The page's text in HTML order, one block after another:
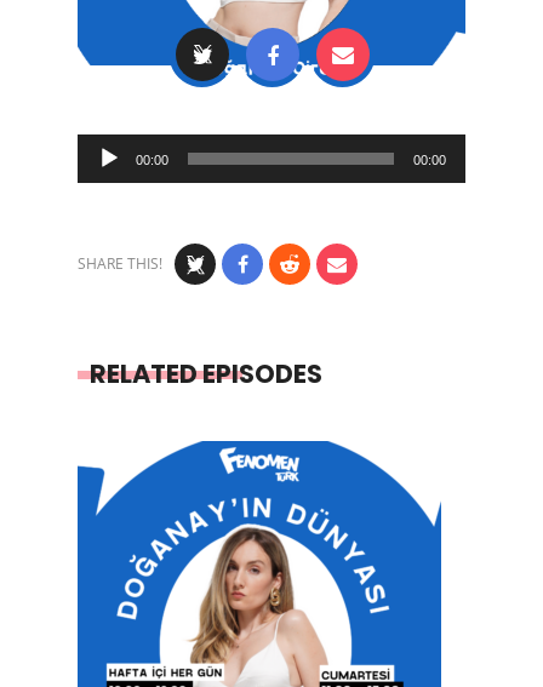
Audio
Player
00:00 00:00
SHARE THIS!
RELATED EPISODES